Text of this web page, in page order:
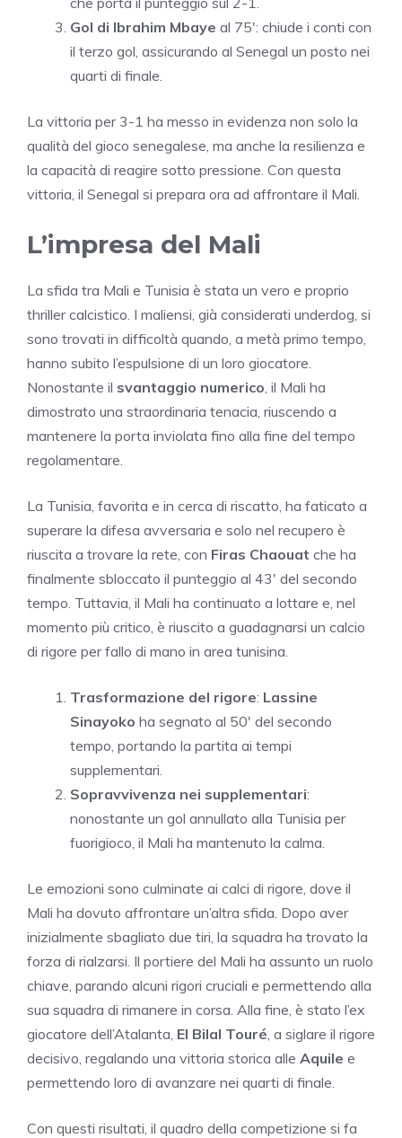
Gol di Ibrahim Mbaye al 75′: chiude i conti con
il terzo gol, assicurando al Senegal un posto nei
quarti di finale.
La vittoria per 3-1 ha messo in evidenza non solo la
qualità del gioco senegalese, ma anche la resilienza e
la capacità di reagire sotto pressione. Con questa
vittoria, il Senegal si prepara ora ad affrontare il Mali.
L’impresa del Mali
La sfida tra Mali e Tunisia è stata un vero e proprio
thriller calcistico. I maliensi, già considerati underdog, si
sono trovati in difficoltà quando, a metà primo tempo,
hanno subito l’espulsione di un loro giocatore.
Nonostante il svantaggio numerico , il Mali ha
dimostrato una straordinaria tenacia, riuscendo a
mantenere la porta inviolata fino alla fine del tempo
regolamentare.
La Tunisia, favorita e in cerca di riscatto, ha faticato a
superare la difesa avversaria e solo nel recupero è
riuscita a trovare la rete, con Firas Chaouat che ha
finalmente sbloccato il punteggio al 43′ del secondo
tempo. Tuttavia, il Mali ha continuato a lottare e, nel
momento più critico, è riuscito a guadagnarsi un calcio
di rigore per fallo di mano in area tunisina.
Trasformazione del rigore: Lassine
Sinayoko ha segnato al 50′ del secondo
tempo, portando la partita ai tempi
supplementari.
Sopravvivenza nei supplementari:
nonostante un gol annullato alla Tunisia per
fuorigioco, il Mali ha mantenuto la calma.
Le emozioni sono culminate ai calci di rigore, dove il
Mali ha dovuto affrontare un’altra sfida. Dopo aver
inizialmente sbagliato due tiri, la squadra ha trovato la
forza di rialzarsi. Il portiere del Mali ha assunto un ruolo
chiave, parando alcuni rigori cruciali e permettendo alla
sua squadra di rimanere in corsa. Alla fine, è stato l’ex
giocatore dell’Atalanta, El Bilal Touré , a siglare il rigore
decisivo, regalando una vittoria storica alle Aquile e
permettendo loro di avanzare nei quarti di finale.
Con questi risultati, il quadro della competizione si fa